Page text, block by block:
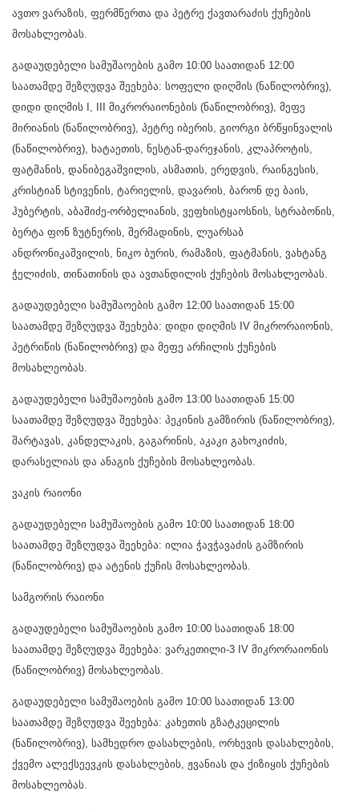
ავთო ვარაზის, ფერმწერთა და პეტრე ქავთარაძის ქუჩების
მოსახლეობას.
გადაუდებელი სამუშაოების გამო 10:00 საათიდან 12:00
საათამდე შეზღუდვა შეეხება: სოფელი დიღმის (ნაწილობრივ),
დიდი დიღმის I, III მიკრორაიონების (ნაწილობრივ), მეფე
მირიანის (ნაწილობრივ), პეტრე იბერის, გიორგი ბრწყინვალის
(ნაწილობრივ), ხატაეთის, ნესტან-დარეჯანის, კლაპროტის,
ფატმანის, დანიბეგაშვილის, ასმათის, ერედვის, რაინგესის,
კრისტიან სტივენის, ტარიელის, დავარის, ბარონ დე ბაის,
ჰუბერტის, აბაშიძე-ორბელიანის, ვეფხისტყაოსნის, სტრაბონის,
ბერტა ფონ ზუტნერის, შერმადინის, ლუარსაბ
ანდრონიკაშვილის, ნიკო ბურის, რამაზის, ფატმანის, ვახტანგ
ჭელიძის, თინათინის და ავთანდილის ქუჩების მოსახლეობას.
გადაუდებელი სამუშაოების გამო 12:00 საათიდან 15:00
საათამდე შეზღუდვა შეეხება: დიდი დიღმის IV მიკრორაიონის,
პეტრიწის (ნაწილობრივ) და მეფე არჩილის ქუჩების
მოსახლეობას.
გადაუდებელი სამუშაოების გამო 13:00 საათიდან 15:00
საათამდე შეზღუდვა შეეხება: პეკინის გამზირის (ნაწილობრივ),
შარტავას, კანდელაკის, გაგარინის, აკაკი გახოკიძის,
დარასელიას და ანაგის ქუჩების მოსახლეობას.
ვაკის რაიონი
გადაუდებელი სამუშაოების გამო 10:00 საათიდან 18:00
საათამდე შეზღუდვა შეეხება: ილია ჭავჭავაძის გამზირის
(ნაწილობრივ) და ატენის ქუჩის მოსახლეობას.
სამგორის რაიონი
გადაუდებელი სამუშაოების გამო 10:00 საათიდან 18:00
საათამდე შეზღუდვა შეეხება: ვარკეთილი-3 IV მიკრორაიონის
(ნაწილობრივ) მოსახლეობას.
გადაუდებელი სამუშაოების გამო 10:00 საათიდან 13:00
საათამდე შეზღუდვა შეეხება: კახეთის გზატკეცილის
(ნაწილობრივ), სამხედრო დასახლების, ორხევის დასახლების,
ქვემო ალექსეევკის დასახლების, ჟვანიას და ქიზიყის ქუჩების
მოსახლეობას.